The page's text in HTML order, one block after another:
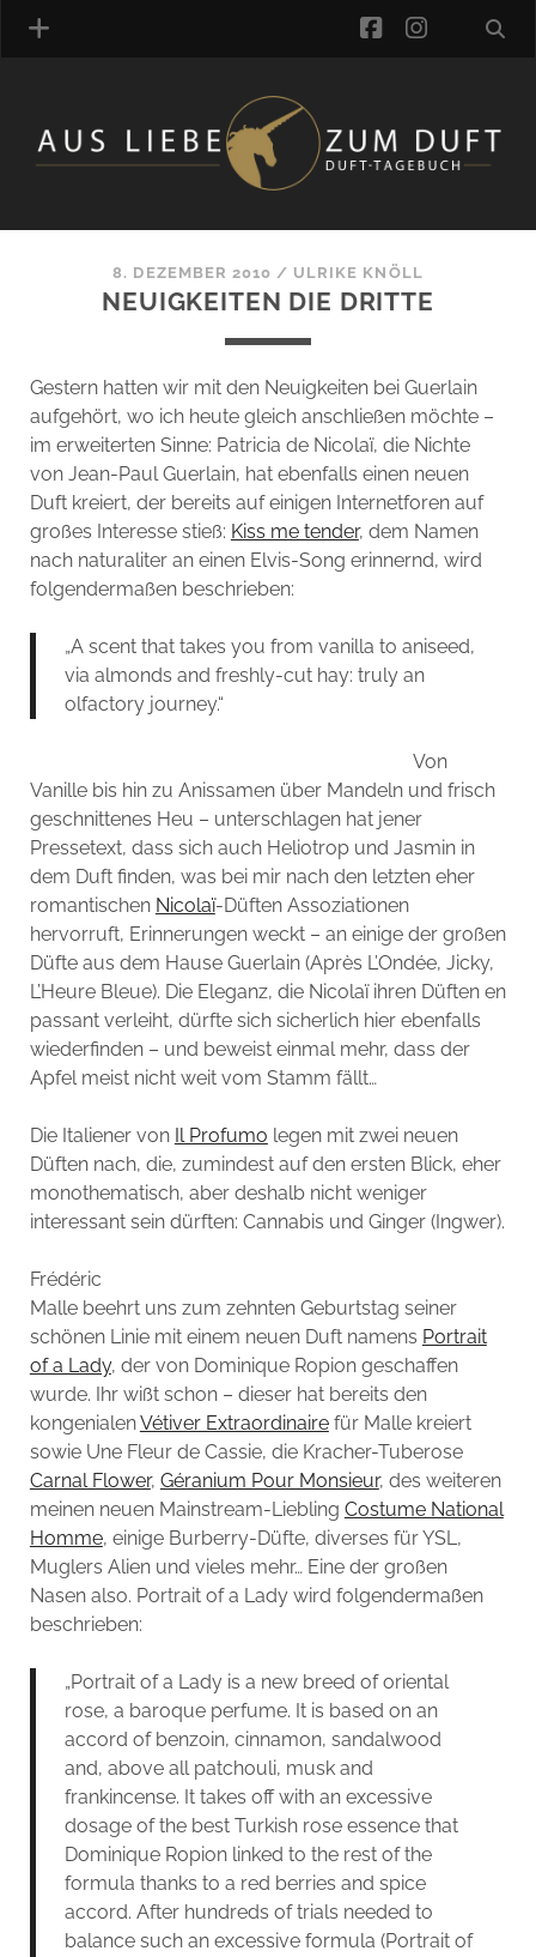
MANUFAKTUREN
DUFTNOTEN
SCHLAGWORTE
LINK-SAMMLUNG
ARTIKEL-ARCHIV
ONLINE-SHOP
DAS ALZD-TEAM
facebook
8. DEZEMBER 2010 / ULRIKE KNÖLL
NEUIGKEITEN DIE DRITTE
Gestern hatten wir mit den Neuigkeiten bei Guerlain
aufgehört, wo ich heute gleich anschließen möchte –
im erweiterten Sinne: Patricia de Nicolaï, die Nichte
von Jean-Paul Guerlain, hat ebenfalls einen neuen
Duft kreiert, der bereits auf einigen Internetforen auf
großes Interesse stieß: Kiss me tender, dem Namen
nach naturaliter an einen Elvis-Song erinnernd, wird
folgendermaßen beschrieben:
„A scent that takes you from vanilla to aniseed,
via almonds and freshly-cut hay: truly an
olfactory journey.“
Von
Vanille bis hin zu Anissamen über Mandeln und frisch
geschnittenes Heu – unterschlagen hat jener
Pressetext, dass sich auch Heliotrop und Jasmin in
dem Duft finden, was bei mir nach den letzten eher
romantischen Nicolaï-Düften Assoziationen
hervorruft, Erinnerungen weckt – an einige der großen
Düfte aus dem Hause Guerlain (Après L’Ondée, Jicky,
L’Heure Bleue). Die Eleganz, die Nicolaï ihren Düften en
passant verleiht, dürfte sich sicherlich hier ebenfalls
wiederfinden – und beweist einmal mehr, dass der
Apfel meist nicht weit vom Stamm fällt…
Die Italiener von Il Profumo legen mit zwei neuen
Düften nach, die, zumindest auf den ersten Blick, eher
monothematisch, aber deshalb nicht weniger
interessant sein dürften: Cannabis und Ginger (Ingwer).
Frédéric
Malle beehrt uns zum zehnten Geburtstag seiner
schönen Linie mit einem neuen Duft namens Portrait
of a Lady, der von Dominique Ropion geschaffen
wurde. Ihr wißt schon – dieser hat bereits den
kongenialenVétiver Extraordinairefür Malle kreiert
sowie Une Fleur de Cassie, die Kracher-Tuberose
Carnal Flower, Géranium Pour Monsieur, des weiteren
meinen neuen Mainstream-Liebling Costume National
Homme, einige Burberry-Düfte, diverses für YSL,
Muglers Alien und vieles mehr… Eine der großen
Nasen also. Portrait of a Lady wird folgendermaßen
beschrieben:
„Portrait of a Lady is a new breed of oriental
rose, a baroque perfume. It is based on an
accord of benzoin, cinnamon, sandalwood
and, above all patchouli, musk and
frankincense. It takes off with an excessive
dosage of the best Turkish rose essence that
Dominique Ropion linked to the rest of the
formula thanks to a red berries and spice
accord. After hundreds of trials needed to
balance such an excessive formula (Portrait of